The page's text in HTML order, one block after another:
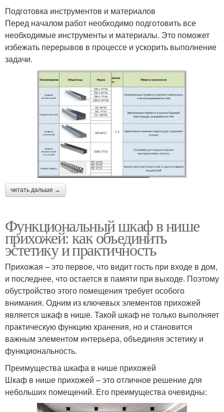
Подготовка инструментов и материалов
Перед началом работ необходимо подготовить все
необходимые инструменты и материалы. Это поможет
избежать перерывов в процессе и ускорить выполнение
задачи.
читать дальше →
Функциональный шкаф в нише
прихожей: как объединить
эстетику и практичность
Прихожая – это первое, что видит гость при входе в дом,
и последнее, что остается в памяти при выходе. Поэтому
обустройство этого помещения требует особого
внимания. Одним из ключевых элементов прихожей
является шкаф в нише. Такой шкаф не только выполняет
практическую функцию хранения, но и становится
важным элементом интерьера, объединяя эстетику и
функциональность.
Преимущества шкафа в нише прихожей
Шкаф в нише прихожей – это отличное решение для
небольших помещений. Его преимущества очевидны: